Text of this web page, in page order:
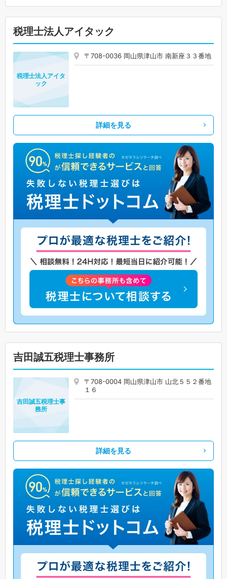
税理士法人アイタック
〒708-0036 岡山県津山市 南新座３３番地
税理士法人アイタ
ック
詳細を見る
吉田誠五税理士事務所
〒708-0004 岡山県津山市 山北５５２番地
１６
吉田誠五税理士事
務所
詳細を見る